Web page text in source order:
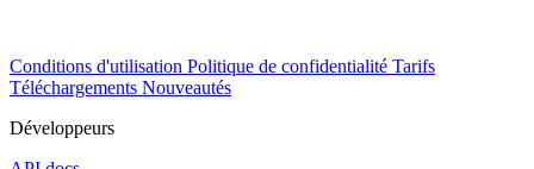
Conditions d'utilisation Politique de confidentialité Tarifs
Téléchargements Nouveautés
Développeurs